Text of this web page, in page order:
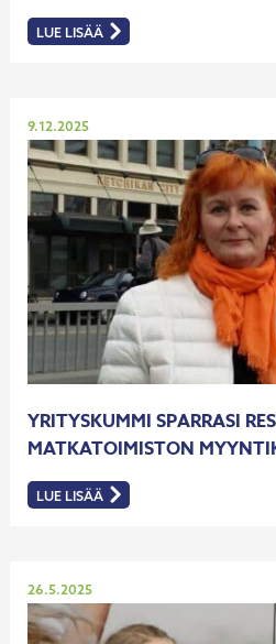
LUE LISÄÄ
:
PIRKANMAAN
RAKENTAA
LAPSILLE
SATUMAAN
YRITYSKUMMI SPARRASI
MATKATOIMISTON
Julkaistu
9.12.2025
LUE LISÄÄ
:
YRITYSKUMMI
Julkaistu
26.5.2025